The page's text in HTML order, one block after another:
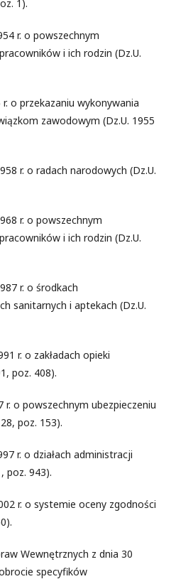
1).
r. o powszechnym
i ich rodzin (Dz.U.
o przekazaniu wykonywania
zawodowym (Dz.U. 1955
r. o radach narodowych (Dz.U.
r. o powszechnym
i ich rodzin (Dz.U.
r. o środkach
sanitarnych i aptekach (Dz.U.
r. o zakładach opieki
poz. 408).
o powszechnym ubezpieczeniu
poz. 153).
r. o działach administracji
poz. 943).
r. o systemie oceny zgodności
Wewnętrznych z dnia 30
specyfików